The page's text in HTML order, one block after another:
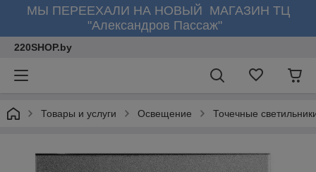
МЫ ПЕРЕЕХАЛИ НА НОВЫЙ МАГАЗИН ТЦ
"Александров Пассаж"
220SHOP.by
Товары и услуги Освещение Точечные